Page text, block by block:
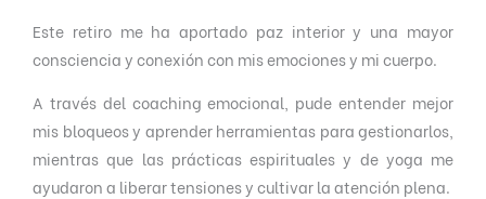
Este retiro me ha aportado paz interior y una mayor
consciencia y conexión con mis emociones y mi cuerpo.
A través del coaching emocional, pude entender mejor
mis bloqueos y aprender herramientas para gestionarlos,
mientras que las prácticas espirituales y de yoga me
ayudaron a liberar tensiones y cultivar la atención plena.